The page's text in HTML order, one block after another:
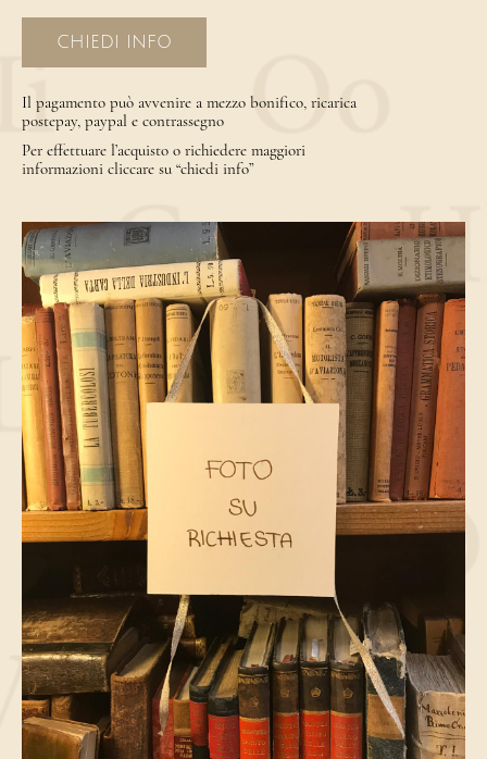
CHIEDI INFO
Il pagamento può avvenire a mezzo bonifico, ricarica
postepay, paypal e contrassegno
Per effettuare l’acquisto o richiedere maggiori
informazioni cliccare su “chiedi info”